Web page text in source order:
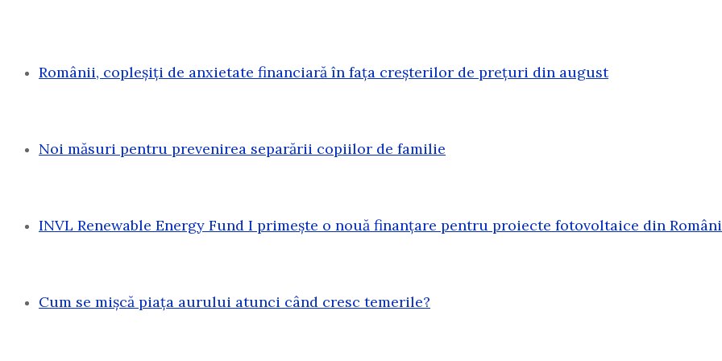
Românii, copleșiți de anxietate financiară în fața creșterilor de prețuri din august
Noi măsuri pentru prevenirea separării copiilor de familie
INVL Renewable Energy Fund I primește o nouă finanțare pentru proiecte fotovoltaice din
Cum se mișcă piața aurului atunci când cresc temerile?